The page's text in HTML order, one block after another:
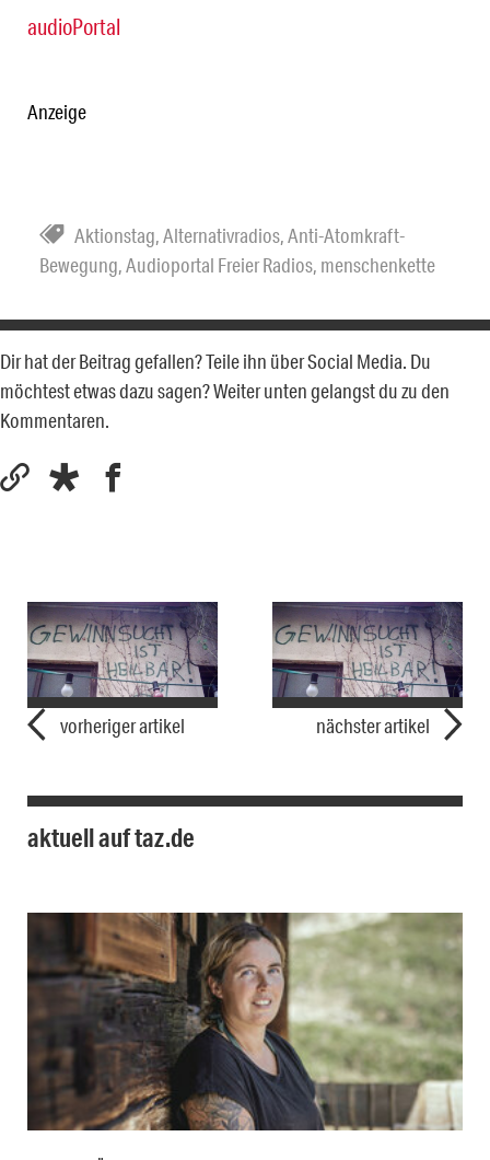
audioPortal
Anzeige
Aktionstag,Alternativradios,Anti-Atomkraft-
Bewegung,Audioportal Freier Radios, menschenkette
Dir hat der Beitrag gefallen? Teile ihn über Social Media. Du
möchtest etwas dazu sagen? Weiter unten gelangst du zu den
Kommentaren.
vorheriger artikel nächster artikel
aktuell auf taz.de